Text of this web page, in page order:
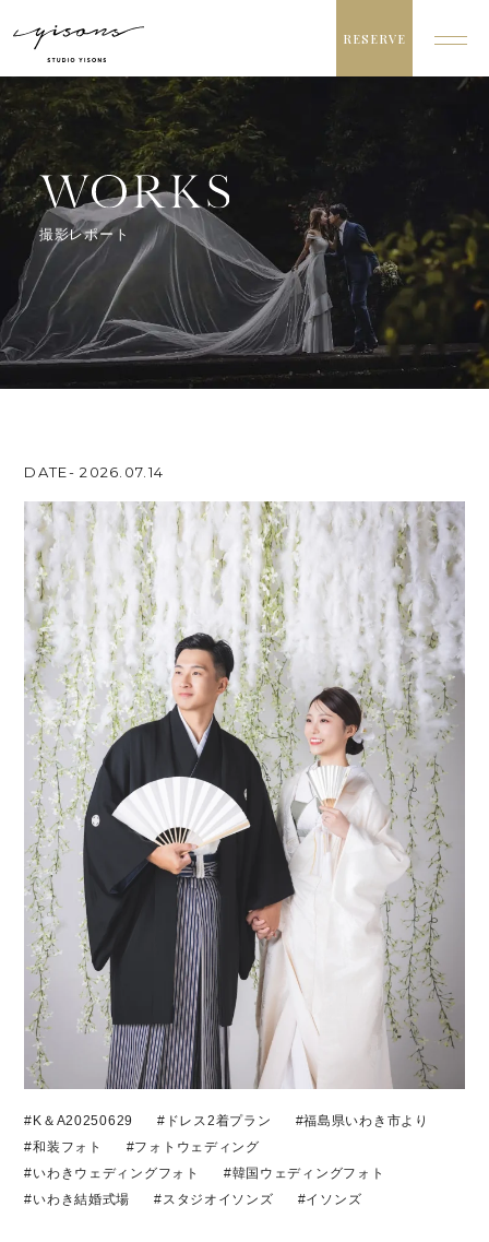
メ
Concept イソンズのこだわり
Plan
Dress 衣装
Gallery イメージカット
Works 撮影レポート
Flow 撮影の流れ
FAQ よくあるご質問
Access アクセス
Yisons Kids キッズフォト
撮影レポート
DATE- 2026.07.14
#K＆A20250629 #ドレス2着プラン
#福島県いわき市より
#和装フォト
#フォトウェディング
#いわきウェディングフォト
#韓国ウェディングフォト
#いわき結婚式場
#スタジオイソンズ #イソンズ